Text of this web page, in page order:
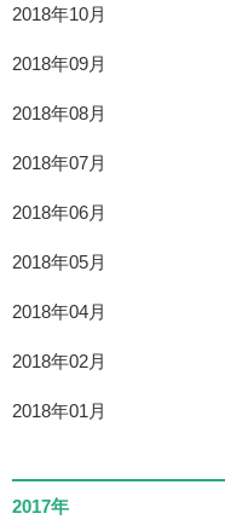
2018年10月
2018年09月
2018年08月
2018年07月
2018年06月
2018年05月
2018年04月
2018年02月
2018年01月
2017年